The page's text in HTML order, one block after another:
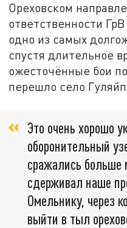
Ореховском
ответственности
одно из самых
спустя длительное
ожесточённые бои
перешло село
Это очень хорошо
оборонительный
сражались больше
сдерживал наше
Омельнику, через
выйти в тыл